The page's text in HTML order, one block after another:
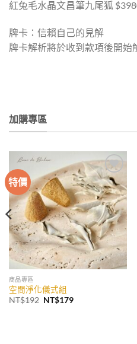
紅兔毛水晶文昌筆九尾狐
牌卡：信賴自己的見解
牌卡解析將於收到款項後開始
加購專區
特價
加入
收藏
商品專區
空間淨化儀式組
NT$192 原
NT$179目